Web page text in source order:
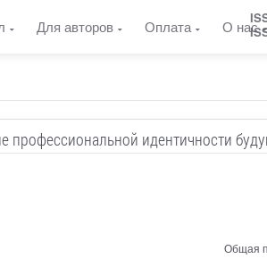
Для авторов Оплата О нас
профессиональной идентичности
Общая